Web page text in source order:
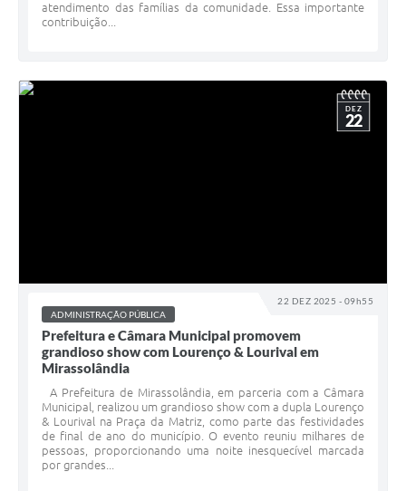
atendimento das famílias da comunidade. Essa importante
contribuição...
22 DEZ 2025 - 09h55
DEZ
22
ADMINISTRAÇÃO PÚBLICA
Prefeitura e Câmara Municipal promovem
grandioso show com Lourenço & Lourival em
Mirassolândia
A Prefeitura de Mirassolândia, em parceria com a Câmara
Municipal, realizou um grandioso show com a dupla Lourenço
& Lourival na Praça da Matriz, como parte das festividades
de final de ano do município. O evento reuniu milhares de
pessoas, proporcionando uma noite inesquecível marcada
por grandes...